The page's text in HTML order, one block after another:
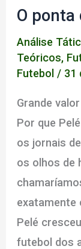
história
4-
2-
O ponta
Análise
Teóricos,
Futebol/ 31
Grande
Por que
os jornais
os olhos de
exatamente
Pelé
futebol dos